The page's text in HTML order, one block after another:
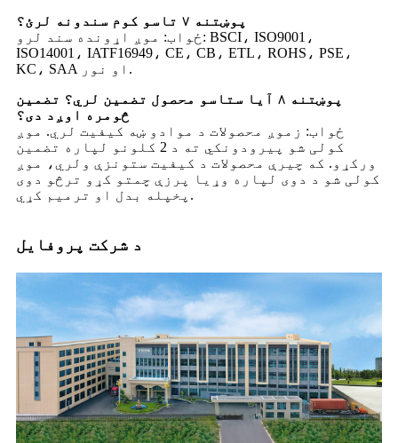
پوښتنه ۷ تاسو کوم سندونه لرئ؟
ځواب: موږ اړونده سند لرو: BSCI، ISO9001،
ISO14001، IATF16949، CE، CB، ETL، ROHS، PSE،
KC، SAA او نور.
پوښتنه ۸ آیا ستاسو محصول تضمین لري؟ تضمین
څومره اوږد دی؟
ځواب: زموږ محصولات د موادو ښه کیفیت لري. موږ
کولی شو پیرودونکي ته د 2 کلونو لپاره تضمین
ورکړو. که چیرې محصولات د کیفیت ستونزې ولري، موږ
کولی شو د دوی لپاره وړیا پرزې چمتو کړو ترڅو دوی
پخپله بدل او ترمیم کړي.
د شرکت پروفایل